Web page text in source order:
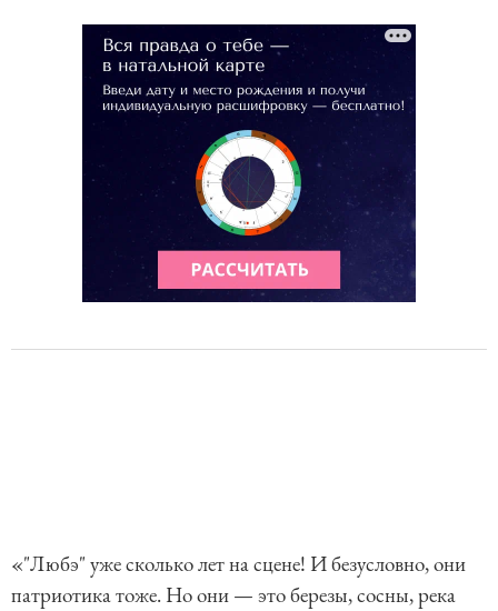
«"Любэ" уже сколько лет на сцене! И безусловно, они
патриотика тоже. Но они — это березы, сосны, река